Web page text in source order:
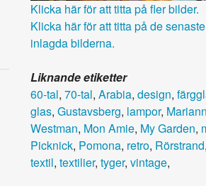
Klicka här för att titta på fler bilder.
Klicka här för att titta på de senaste
inlagda bilderna.
Liknande etiketter
60-tal, 70-tal, Arabia, design,
glas, Gustavsberg, lampor,
Westman, Mon Amie, My Garden,
Picknick, Pomona, retro, Rörstrand,
textil, textilier, tyger, vintage,